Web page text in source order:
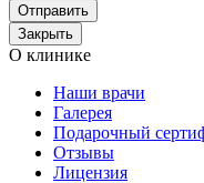
Отправить
Закрыть
О клинике
Наши врачи
Галерея
Подарочный
Отзывы
Лицензия